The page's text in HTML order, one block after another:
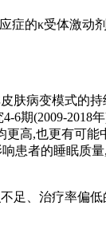
κ受体激动
病变模式的
期(2009-
高,也更有可
患者的睡眠
、治疗率偏